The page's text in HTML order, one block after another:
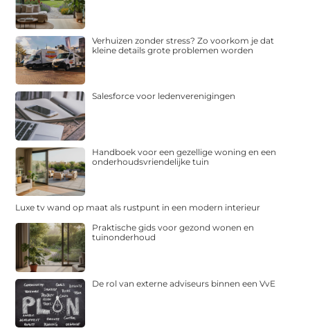
Verhuizen zonder stress? Zo voorkom je dat
kleine details grote problemen worden
Salesforce voor ledenverenigingen
Handboek voor een gezellige woning en een
onderhoudsvriendelijke tuin
Luxe tv wand op maat als rustpunt in een modern interieur
Praktische gids voor gezond wonen en
tuinonderhoud
De rol van externe adviseurs binnen een VvE